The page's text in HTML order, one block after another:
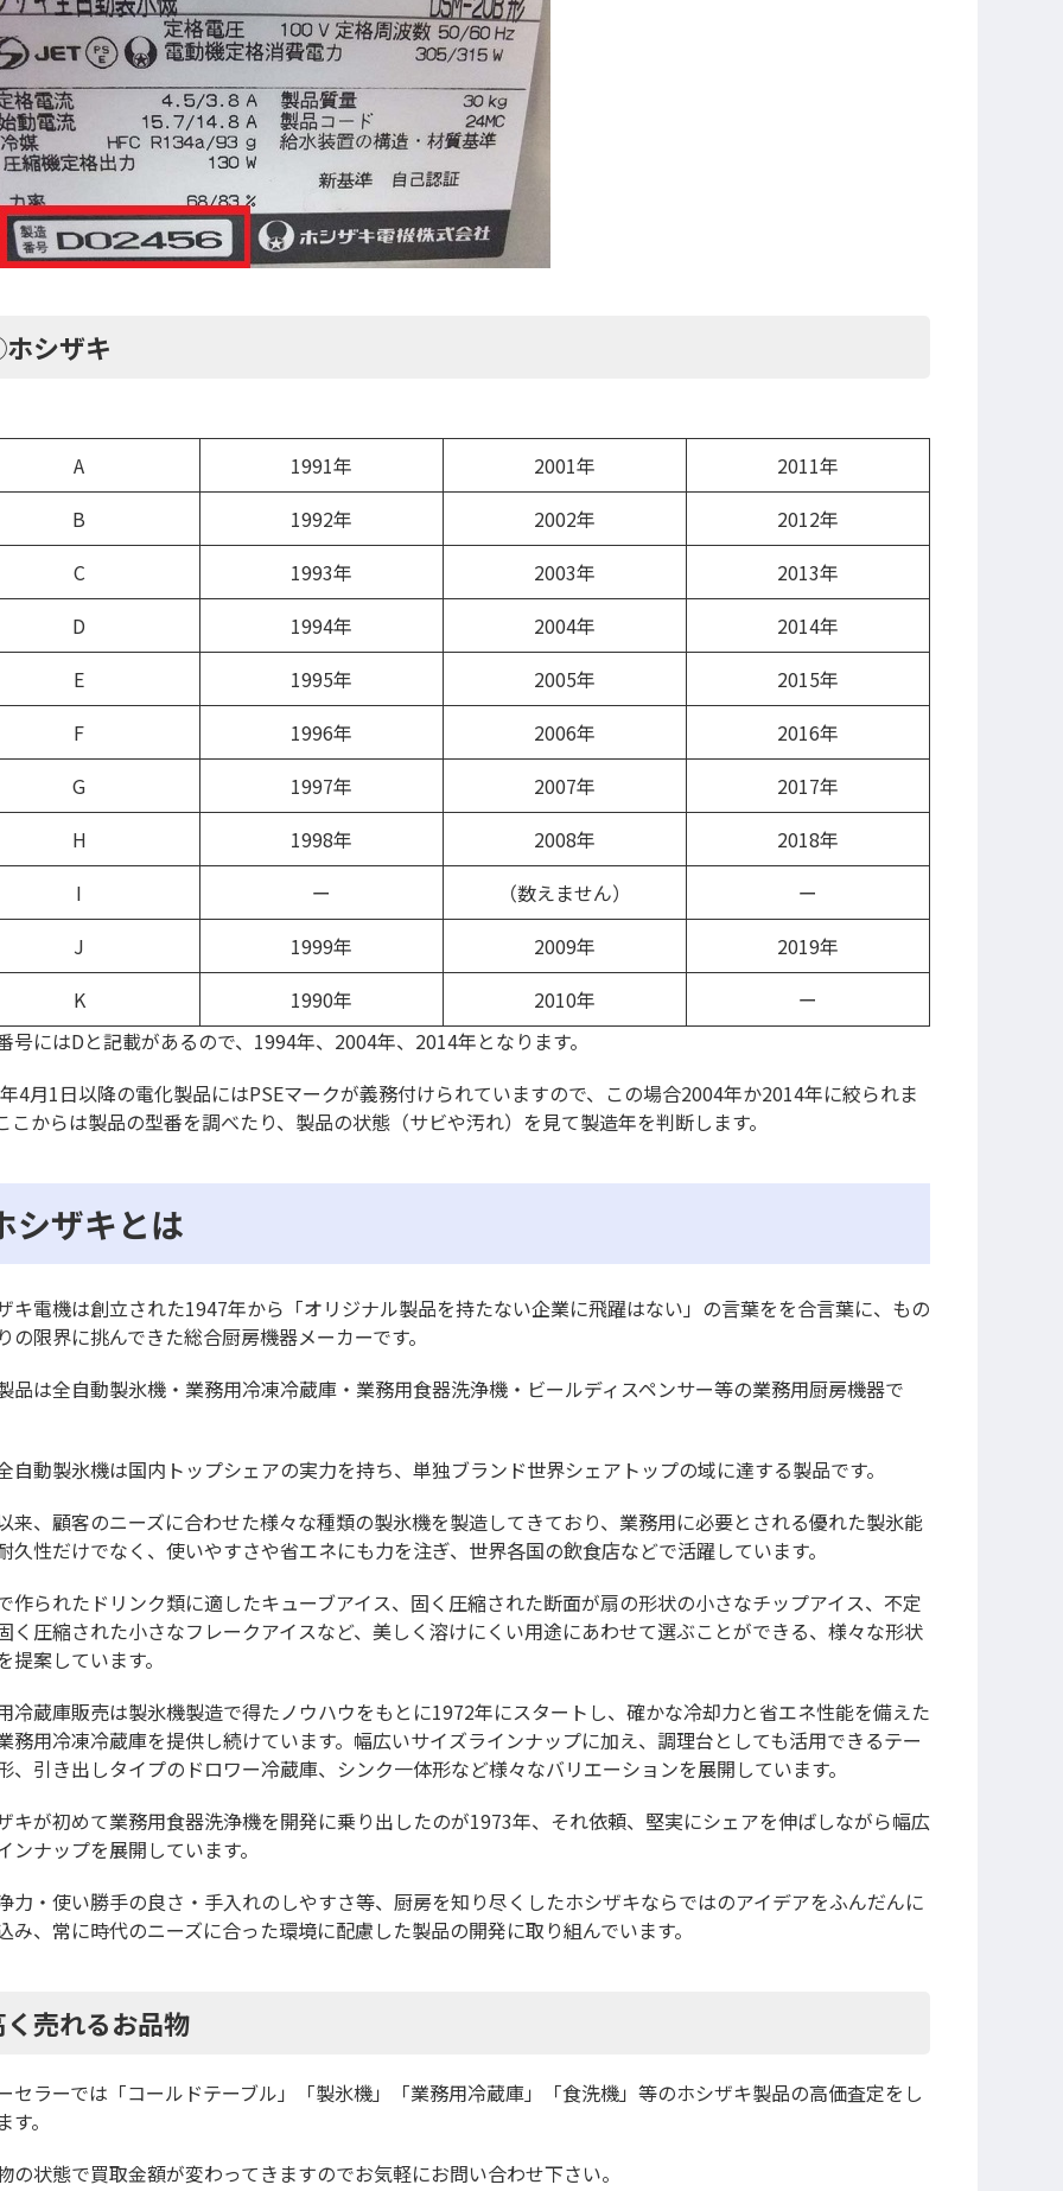
シザキ
A 1991年 2001年
2011年
B
1992年 2002年
2012年
C
1993年 2003年
2013年
D
1994年 2004年
2014年
E
1995年 2005年
2015年
F
1996年 2006年
2016年
G
1997年 2007年
2017年
H
1998年 2008年
2018年
I
ー （数えません）
ー
J
1999年 2009年
2019年
K
1990年 2010年
ー
号にはDと記載があるので、1994年、2004年、2014年となります。
4月1日以降の電化製品にはPSEマークが義務付けられていますので、この場合2004年か2014年に絞られま
こからは製品の型番を調べたり、製品の状態（サビや汚れ）を見て製造年を判断します。
シザキとは
キ電機は創立された1947年から「オリジナル製品を持たない企業に飛躍はない」の言葉をを合言葉に、もの
の限界に挑んできた総合厨房機器メーカーです。
品は全自動製氷機・業務用冷凍冷蔵庫・業務用食器洗浄機・ビールディスペンサー等の業務用厨房機器で
自動製氷機は国内トップシェアの実力を持ち、単独ブランド世界シェアトップの域に達する製品です。
来、顧客のニーズに合わせた様々な種類の製氷機を製造してきており、業務用に必要とされる優れた製氷能
久性だけでなく、使いやすさや省エネにも力を注ぎ、世界各国の飲食店などで活躍しています。
作られたドリンク類に適したキューブアイス、固く圧縮された断面が扇の形状の小さなチップアイス、不定
く圧縮された小さなフレークアイスなど、美しく溶けにくい用途にあわせて選ぶことができる、様々な形状
提案しています。
冷蔵庫販売は製氷機製造で得たノウハウをもとに1972年にスタートし、確かな冷却力と省エネ性能を備えた
務用冷凍冷蔵庫を提供し続けています。幅広いサイズラインナップに加え、調理台としても活用できるテー
、引き出しタイプのドロワー冷蔵庫、シンク一体形など様々なバリエーションを展開しています。
キが初めて業務用食器洗浄機を開発に乗り出したのが1973年、それ依頼、堅実にシェアを伸ばしながら幅広
ンナップを展開しています。
力・使い勝手の良さ・手入れのしやすさ等、厨房を知り尽くしたホシザキならではのアイデアをふんだんに
み、常に時代のニーズに合った環境に配慮した製品の開発に取り組んでいます。
く売れるお品物
セラーでは「コールドテーブル」「製氷機」「業務用冷蔵庫」「食洗機」等のホシザキ製品の高価査定をし
す。
の状態で買取金額が変わってきますのでお気軽にお問い合わせ下さい。